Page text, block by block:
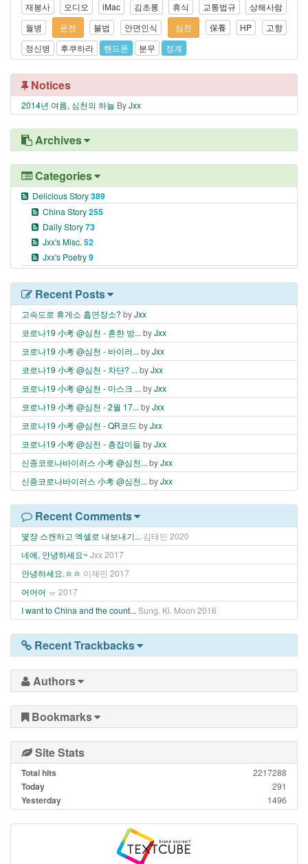
재봉사 오디오 iMac 김초롱 휴식 교통법규
상해사람
월병
운전 불법 안면인식 심천 保養 HP
고향
정신병
후쿠하라 핸드폰 분무 정계
Notices
2014년 여름, 심천의 하늘 ByJxx
Archives
Categories
Delicious Story389
China Story255
Daily Story73
Jxx's Misc. 52
Jxx's Poetry9
Recent Posts
고속도로 휴게소 흡연장소? byJxx
코로나19 小考 @심천 - 흔한 방... byJxx
코로나19 小考 @심천 - 바이러... byJxx
코로나19 小考 @심천 - 차단? ... byJxx
코로나19 小考 @심천 - 마스크 ... byJxx
코로나19 小考 @심천 - 2월 17... byJxx
코로나19 小考 @심천 - QR코드 byJxx
코로나19 小考 @심천 - 총잡이들 byJxx
신종코로나바이러스 小考 @심천... byJxx
신종코로나바이러스 小考 @심천... byJxx
Recent Comments
몇장 스캔하고 엑셀로 내보내기... 김태민 2020
네에, 안녕하세요~ Jxx2017
안녕하세요.ㅎㅎ 이제민 2017
어어어 ㅠ 2017
I want to China and the count... Sung. Ki. Moon 2016
Recent Trackbacks
Authors
Bookmarks
Site Stats
Total hits 2217288
Today 291
Yesterday 1496